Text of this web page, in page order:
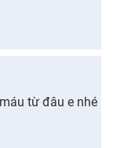
từ đâu e nhé